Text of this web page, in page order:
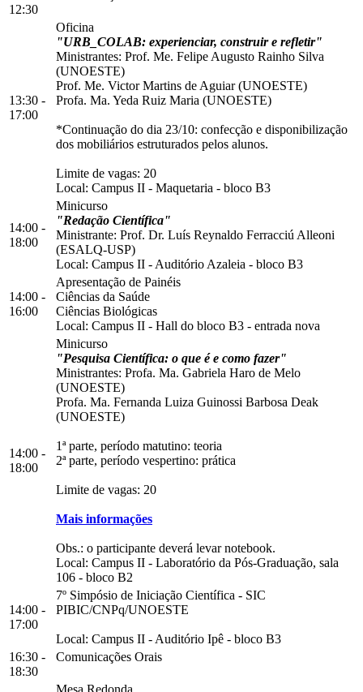
12:30
13:30 -
17:00
Oficina
"URB_COLAB: experienciar, construir e refletir"
Ministrantes: Prof. Me. Felipe Augusto Rainho Silva
(UNOESTE)
Prof. Me. Victor Martins de Aguiar (UNOESTE)
Profa. Ma. Yeda Ruiz Maria (UNOESTE)
*Continuação do dia 23/10: confecção e disponibilização
dos mobiliários estruturados pelos alunos.
Limite de vagas: 20
Local: Campus II - Maquetaria - bloco B3
14:00 -
18:00
Minicurso
"Redação Científica"
Ministrante: Prof. Dr. Luís Reynaldo Ferracciú Alleoni
(ESALQ-USP)
Local: Campus II - Auditório Azaleia - bloco B3
14:00 -
16:00
Apresentação de Painéis
Ciências da Saúde
Ciências Biológicas
Local: Campus II - Hall do bloco B3 - entrada nova
14:00 -
18:00
Minicurso
"Pesquisa Científica: o que é e como fazer"
Ministrantes: Profa. Ma. Gabriela Haro de Melo
(UNOESTE)
Profa. Ma. Fernanda Luiza Guinossi Barbosa Deak
(UNOESTE)
1ª parte, período matutino: teoria
2ª parte, período vespertino: prática
Limite de vagas: 20
Mais informações
Obs.: o participante deverá levar notebook.
Local: Campus II - Laboratório da Pós-Graduação, sala
106 - bloco B2
14:00 -
17:00
7º Simpósio de Iniciação Científica - SIC
PIBIC/CNPq/UNOESTE
Local: Campus II - Auditório Ipê - bloco B3
16:30 -
18:30
Comunicações Orais
Mesa Redonda